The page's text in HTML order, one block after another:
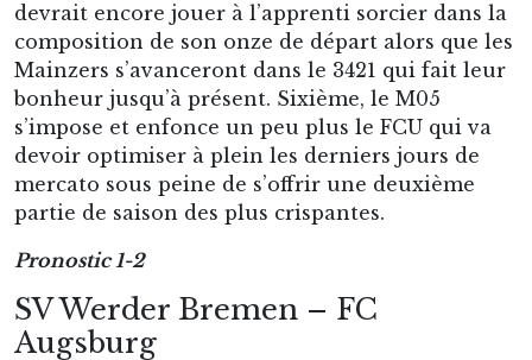
devrait encore jouer à l’apprenti sorcier dans la
composition de son onze de départ alors que les
Mainzers s’avanceront dans le 3421 qui fait leur
bonheur jusqu’à présent. Sixième, le M05
s’impose et enfonce un peu plus le FCU qui va
devoir optimiser à plein les derniers jours de
mercato sous peine de s’offrir une deuxième
partie de saison des plus crispantes.
Pronostic 1-2
SV Werder Bremen – FC
Augsburg